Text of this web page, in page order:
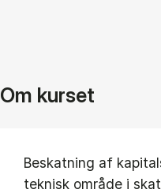
Om kurset
Beskatning af
teknisk område i